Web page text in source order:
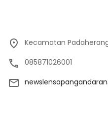
Kecamatan
085871026001